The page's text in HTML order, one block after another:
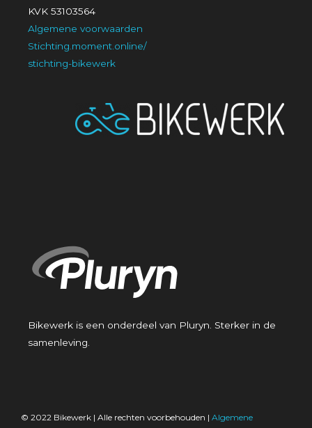
KVK 53103564
Algemene voorwaarden
Stichting.moment.online/
stichting-bikewerk
Bikewerk is een onderdeel van Pluryn. Sterker in de
samenleving.
© 2022 Bikewerk | Alle rechten voorbehouden | Algemene